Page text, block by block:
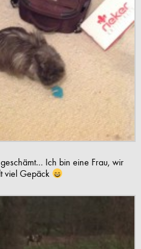
Ich bin eine Frau, wir
viel Gepäck